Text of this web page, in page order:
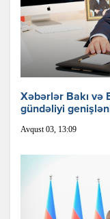
Xəbərlər Bakı və
gündəliyi
Avqust 03, 13:09